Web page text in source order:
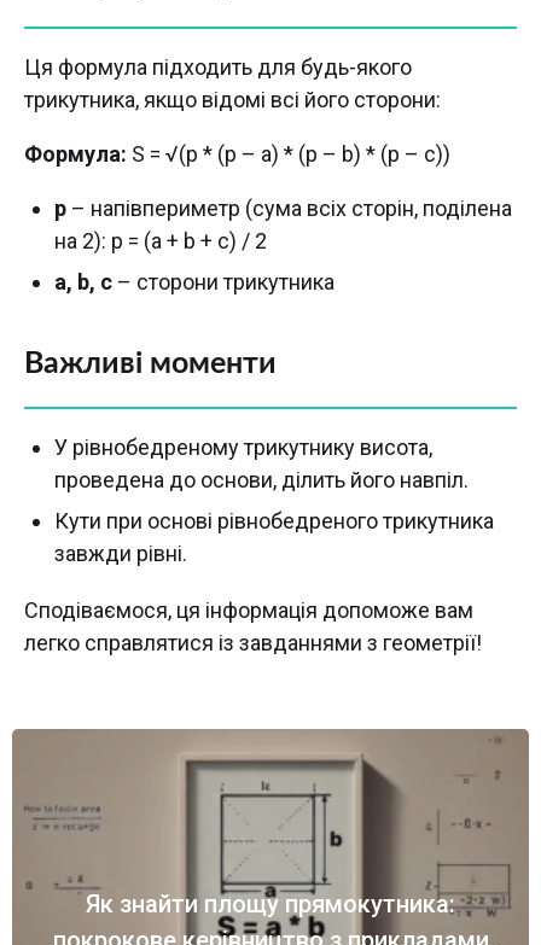
Ця формула підходить для будь-якого
трикутника, якщо відомі всі його сторони:
Формула: S = √(p * (p – a) * (p – b) * (p – c))
p – напівпериметр (сума всіх сторін, поділена
на 2): p = (a + b + c) / 2
a, b, c – сторони трикутника
Важливі моменти
У рівнобедреному трикутнику висота,
проведена до основи, ділить його навпіл.
Кути при основі рівнобедреного трикутника
завжди рівні.
Сподіваємося, ця інформація допоможе вам
легко справлятися із завданнями з геометрії!
Як знайти площу прямокутника: